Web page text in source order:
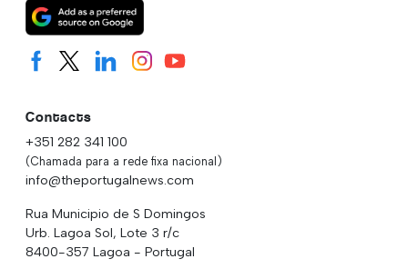
Contacts
+351 282 341 100
(Chamada para a rede fixa nacional)
info@theportugalnews.com
Rua Municipio de S Domingos
Urb. Lagoa Sol, Lote 3 r/c
8400-357 Lagoa - Portugal